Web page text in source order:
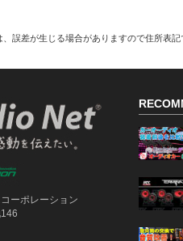
誤差が生じる場合がありますので住所表
ーポレーション